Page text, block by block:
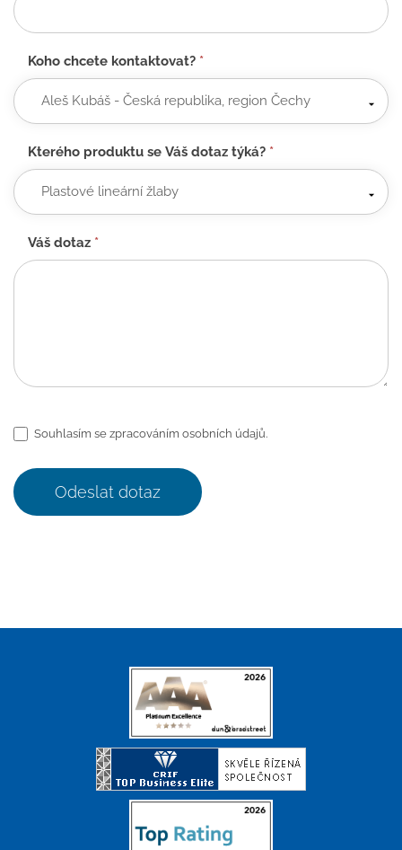
Koho chcete kontaktovat? *
Kterého produktu se Váš dotaz týká? *
Váš dotaz *
Souhlasím se zpracováním osobních údajů.
Odeslat dotaz